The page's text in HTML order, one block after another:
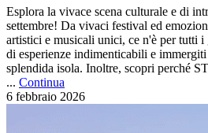
Esplora la vivace scena culturale e di
settembre! Da vivaci festival ed
artistici e musicali unici, ce n'è per tutti
di esperienze indimenticabili e
splendida isola. Inoltre, scopri perché
... Continua
6 febbraio 2026